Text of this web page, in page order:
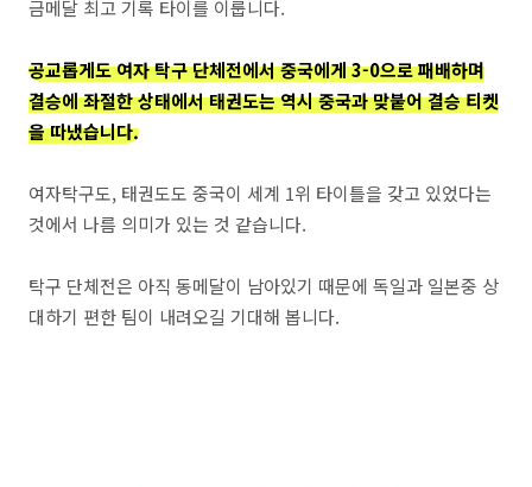
금메달 최고 기록 타이를 이룹니다.
공교롭게도 여자 탁구 단체전에서 중국에게 3-0으로 패배하며
결승에 좌절한 상태에서 태권도는 역시 중국과 맞붙어 결승 티켓
을 따냈습니다.
여자탁구도, 태권도도 중국이 세계 1위 타이틀을 갖고 있었다는
것에서 나름 의미가 있는 것 같습니다.
탁구 단체전은 아직 동메달이 남아있기 때문에 독일과 일본중 상
대하기 편한 팀이 내려오길 기대해 봅니다.